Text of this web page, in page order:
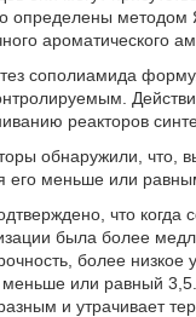
определены
ароматического
сополиамида
реакторов
обнаружили, что,
его меньше или
что
была более
более
меньше или равный
и утрачивает